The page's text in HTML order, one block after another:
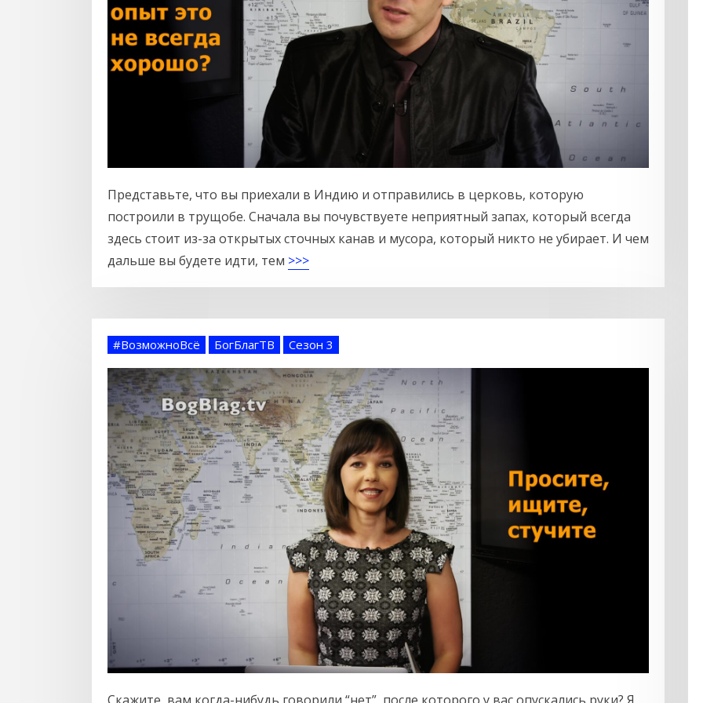
Представьте, что вы приехали в Индию и отправились в церковь, которую
построили в трущобе. Сначала вы почувствуете неприятный запах, который всегда
здесь стоит из-за открытых сточных канав и мусора, который никто не убирает. И чем
дальше вы будете идти, тем >>>
#ВозможноВсё БогБлагТВ Сезон 3
Скажите, вам когда-нибудь говорили “нет”, после которого у вас опускались руки? Я